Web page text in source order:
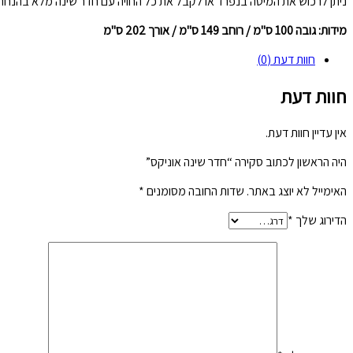
מידות: גובה 100 ס"מ / רוחב 149 ס"מ / אורך 202 ס"מ
חוות דעת (0)
חוות דעת
אין עדיין חוות דעת.
היה הראשון לכתוב סקירה “חדר שינה אוניקס”
האימייל לא יוצג באתר. שדות החובה מסומנים*
הדירוג שלך *